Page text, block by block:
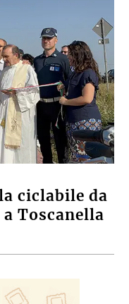
ciclabile da
Toscanella